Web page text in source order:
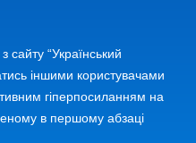
сайту “Український
іншими користувачами
гіперпосиланням на
в першому абзаці